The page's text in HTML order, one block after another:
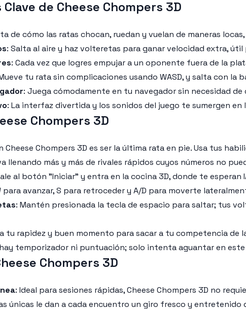
de Cheese Chompers 3D
de cómo las ratas chocan, ruedan y vuelan de maneras
: Salta al aire y haz volteretas para ganar velocidad extra,
: Cada vez que logres empujar a un oponente fuera de la
tu rata sin complicaciones usando WASD, y salta con la
: Juega cómodamente en tu navegador sin necesidad de
: La interfaz divertida y los sonidos del juego te sumergen
Chompers 3D
Chompers 3D es ser la última rata en pie. Usa tus
llenando más y más de rivales rápidos cuyos números no
al botón "Iniciar" y entra en la cocina 3D, donde te esperan
para avanzar, S para retroceder y A/D para moverte
: Mantén presionada la tecla de espacio para saltar; tus
tu rapidez y buen momento para sacar a tu competencia de
temporizador ni puntuación; solo intenta aguantar en
Chompers 3D
: Ideal para sesiones rápidas, Cheese Chompers 3D no
únicas le dan a cada encuentro un giro fresco y entretenido